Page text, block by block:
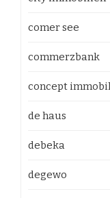
comer see
commerzbank
concept
de haus
debeka
degewo